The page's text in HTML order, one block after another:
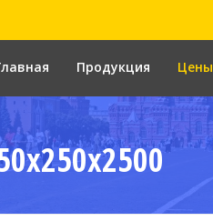
Продукция Цены